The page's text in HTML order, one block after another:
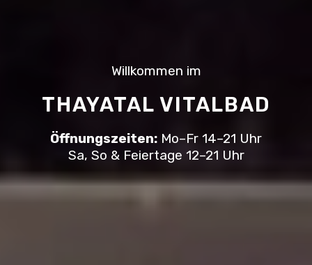
Willkommen im
THAYATAL VITALBAD
Öffnungszeiten: Mo–Fr 14–21 Uhr
Sa, So & Feiertage 12–21 Uhr